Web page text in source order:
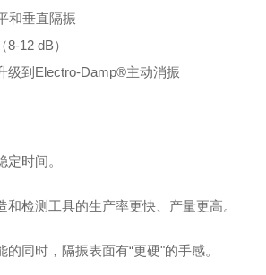
和垂直隔振
12 dB）
级到Electro-Damp®主动消振
时间。
和检测工具的生产率更快、产量更高。
同时，隔振表面有“更硬"的手感。